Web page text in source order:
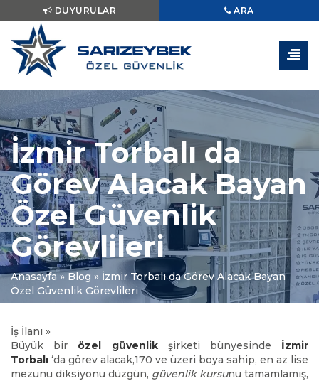
DUYURULAR ARA
İzmir Torbalı da
Görev Alacak Bayan
Özel Güvenlik
Görevlileri
Anasayfa»Blog » İzmir Torbalı da Görev Alacak Bayan
Özel Güvenlik Görevlileri
İş İlanı »
Büyük bir özel güvenlikşirketi bünyesinde İzmir
Torbalı ‘da görev alacak,170 ve üzeri boya sahip, en az lise
mezunu diksiyonu düzgün, güvenlik kursunu tamamlamış,